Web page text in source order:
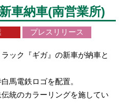
車納車(南営業所)
プレスリリース
ック『ギガ』の新車が納車と
馬電鉄ロゴを配置。
統のカラーリングを施してい